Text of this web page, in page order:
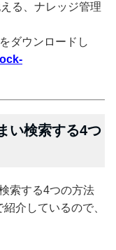
る、ナレッジ管理
ダウンロードし
い検索する4つ
索する4つの方法
介しているので、